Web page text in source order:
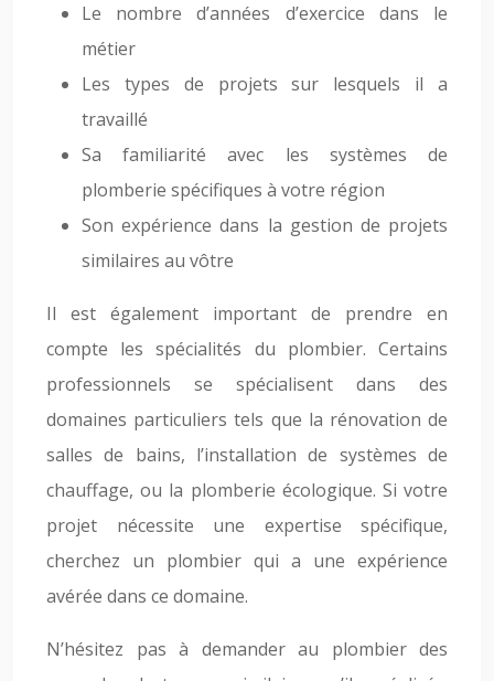
Le nombre d’années d’exercice dans le
métier
Les types de projets sur lesquels il a
travaillé
Sa familiarité avec les systèmes de
plomberie spécifiques à votre région
Son expérience dans la gestion de projets
similaires au vôtre
Il est également important de prendre en
compte les spécialités du plombier. Certains
professionnels se spécialisent dans des
domaines particuliers tels que la rénovation de
salles de bains, l’installation de systèmes de
chauffage, ou la plomberie écologique. Si votre
projet nécessite une expertise spécifique,
cherchez un plombier qui a une expérience
avérée dans ce domaine.
N’hésitez pas à demander au plombier des